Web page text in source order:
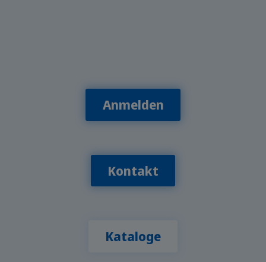
Anmelden
Kontakt
Kataloge